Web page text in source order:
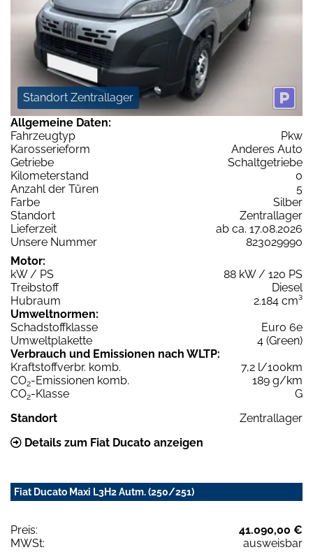
Standort Zentrallager
Allgemeine Daten:
Fahrzeugtyp
Pkw
Karosserieform
Anderes Auto
Getriebe
Schaltgetriebe
Kilometerstand
0
Anzahl der Türen
5
Farbe
Silber
Standort
Zentrallager
Lieferzeit
ab ca. 17.08.2026
Unsere Nummer
823029990
Motor:
kW / PS
88 kW / 120 PS
Treibstoff
Diesel
Hubraum
2.184 cm³
Umweltnormen:
Schadstoffklasse
Euro 6e
Umweltplakette
4 (Green)
Verbrauch und Emissionen nach WLTP:
Kraftstoffverbr. komb.
7,2 l/100km
CO2-Emissionen komb.
189 g/km
CO2-Klasse
G
Standort
Zentrallager
Details zum Fiat Ducato anzeigen
Fiat Ducato Maxi L3H2 Autm. (250/251)
Preis:
41.090,00 €
MWSt:
ausweisbar